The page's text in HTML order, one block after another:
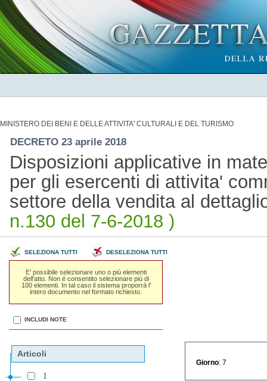
MINISTERO DEI BENI E DELLE ATTIVITA' CULTURALI E DEL TURISMO
DECRETO 23 aprile 2018
Disposizioni applicative in
per gli esercenti di attivita'
settore della vendita al
n.130 del 7-6-2018 )
SELEZIONA TUTTI DESELEZIONA TUTTI
E' possibile selezionare uno o piú elementi
dell'atto. Non é consentito selezionare piú di
100 elementi. In tal caso il sistema proporrá l'
intero documento nel formato richiesto.
INCLUDI NOTE
Articoli
1
Giorno : 7